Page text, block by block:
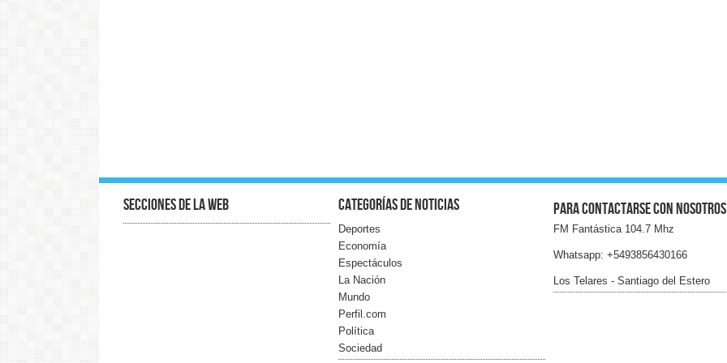
Secciones de la web Categorías de noticias
Deportes
Economía
Espectáculos
La Nación
Mundo
Perfil.com
Política
Sociedad
Para contactarse con nosotros
FM Fantástica 104.7 Mhz
Whatsapp: +5493856430166
Los Telares - Santiago del Estero